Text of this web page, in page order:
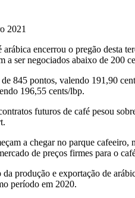
2021
encerrou o pregão desta
a ser negociados abaixo de 200
845 pontos, valendo 191,90
196,55 cents/lbp.
futuros de café pesou
a chegar no parque
de preços firmes para o
produção e exportação de
período em 2020.